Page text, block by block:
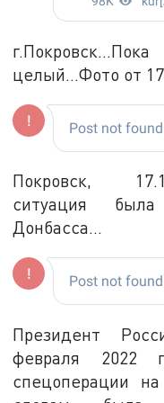
целый...Фото от
Покровск,
ситуация
Донбасса...
Президент
февраля 2022
спецоперации